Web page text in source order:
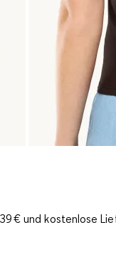
€ und kostenlose